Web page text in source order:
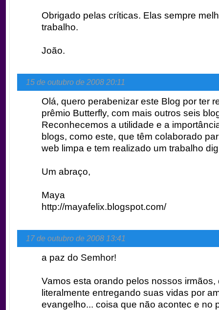
Obrigado pelas críticas. Elas sempre
trabalho.
João.
15 de outubro de 2008 20:11
Olá, quero perabenizar este Blog por ter
prêmio Butterfly, com mais outros seis
Reconhecemos a utilidade e a
blogs, como este, que têm colaborado
web limpa e tem realizado um trabalho
Um abraço,
Maya
http://mayafelix.blogspot.com/
17 de outubro de 2008 13:41
a paz do Semhor!
Vamos esta orando pelos nossos irmãos,
literalmente entregando suas vidas por
evangelho... coisa que não acontec e no